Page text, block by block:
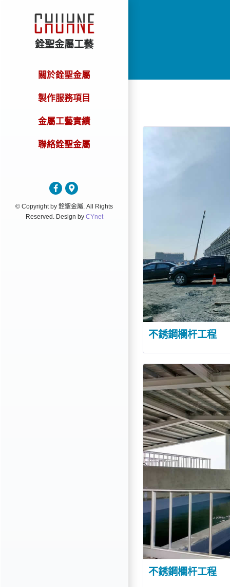
銓聖金屬工藝
關於銓聖金屬
製作服務項目
金屬工藝實績
聯絡銓聖金屬
© Copyright by 銓聖金屬. All Rights
Reserved. Design by CYnet
不銹鋼欄杆工程
不銹鋼欄杆工程